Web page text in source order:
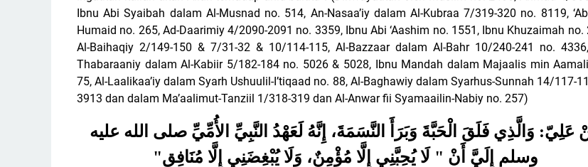
Ibnu Abi Syaibah dalam Al-Musnad no. 514, An-Nasaa’iy dalam Al-Kubraa 7/319-320 no. 8119,
Humaid no. 265, Ad-Daarimiy 4/2090-2091 no. 3359, Ibnu Abi ‘Aashim no. 1551, Ibnu Khuzaimah no.
Al-Baihaqiy 2/149-150 & 7/31-32 & 10/114-115, Al-Bazzaar dalam Al-Bahr 10/240-241 no.
Thabaraaniy dalam Al-Kabiir 5/182-184 no. 5026 & 5028, Ibnu Mandah dalam Majaalis min
75, Al-Laalikaa’iy dalam Syarh Ushuulil-I’tiqaad no. 88, Al-Baghawiy dalam Syarhus-Sunnah 14/117-
3913 dan dalam Ma’aalimut-Tanziil 1/318-319 dan Al-Anwar fii Syamaailin-Nabiy no. 257)
عَلِيّ: وَالَّذِي فَلَقَ الْحَبَّةَ وَبَرَأَ النَّسَمَةَ، إِنَّهُ لَعَهْدُ النَّبِيِّ الأُمِّيِّ صلى الله عليه
وسلم إِلَيَّ أَنْ " لَا يُحِبَّنِي إِلَّا مُؤْمِنٌ، وَلَا يُبْغِضَنِي إِلَّا مُنَافِق"